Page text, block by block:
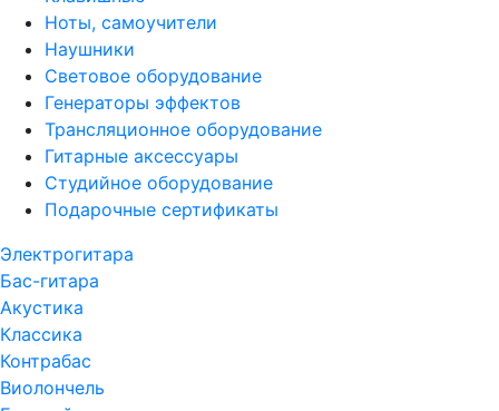
Ноты, самоучители
Наушники
Световое оборудование
Генераторы эффектов
Трансляционное оборудование
Гитарные аксессуары
Студийное оборудование
Подарочные сертификаты
Электрогитара
Бас-гитара
Акустика
Классика
Контрабас
Виолончель